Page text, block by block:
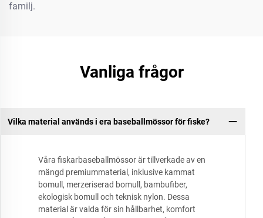
familj.
Vanliga frågor
Vilka material används i era baseballmössor för fiske?
Våra fiskarbaseballmössor är tillverkade av en
mängd premiummaterial, inklusive kammat
bomull, merzeriserad bomull, bambufiber,
ekologisk bomull och teknisk nylon. Dessa
material är valda för sin hållbarhet, komfort